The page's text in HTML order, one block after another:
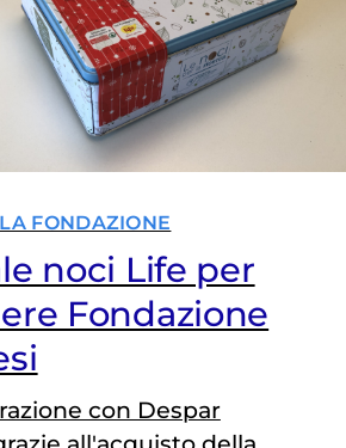
FONDAZIONE
noci Life per
Fondazione
con Despar